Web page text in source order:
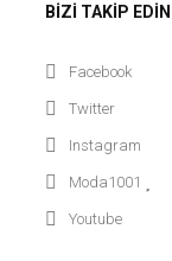
BİZİ TAKİP EDİN
Facebook
Twitter
Instagram
Moda1001
Youtube